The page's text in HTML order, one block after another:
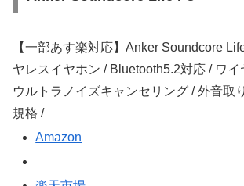
【一部あす楽対応】Anker Soundcore
ヤレスイヤホン / Bluetooth5.2対応 / ワ
ウルトラノイズキャンセリング / 外音取
規格 /
Amazon